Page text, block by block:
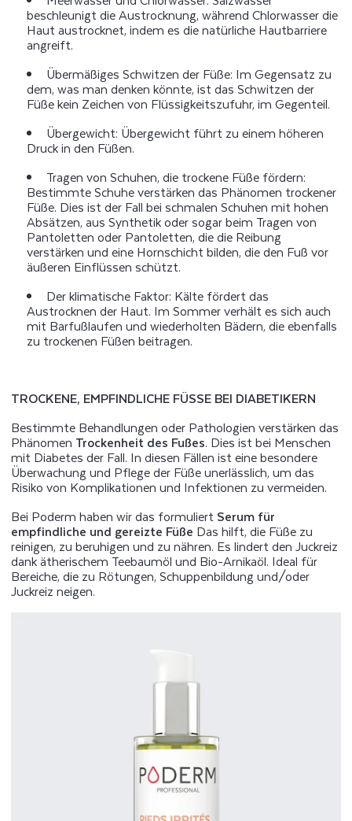
beschleunigt die Austrocknung, während Chlorwasser die
Haut austrocknet, indem es die natürliche Hautbarriere
angreift.
Übermäßiges Schwitzen der Füße: Im Gegensatz zu
dem, was man denken könnte, ist das Schwitzen der
Füße kein Zeichen von Flüssigkeitszufuhr, im Gegenteil.
Übergewicht: Übergewicht führt zu einem höheren
Druck in den Füßen.
Tragen von Schuhen, die trockene Füße fördern:
Bestimmte Schuhe verstärken das Phänomen trockener
Füße. Dies ist der Fall bei schmalen Schuhen mit hohen
Absätzen, aus Synthetik oder sogar beim Tragen von
Pantoletten oder Pantoletten, die die Reibung
verstärken und eine Hornschicht bilden, die den Fuß vor
äußeren Einflüssen schützt.
Der klimatische Faktor: Kälte fördert das
Austrocknen der Haut. Im Sommer verhält es sich auch
mit Barfußlaufen und wiederholten Bädern, die ebenfalls
zu trockenen Füßen beitragen.
TROCKENE, EMPFINDLICHE FÜSSE BEI DIABETIKERN
Bestimmte Behandlungen oder Pathologien verstärken das
Phänomen Trockenheit des Fußes. Dies ist bei Menschen
mit Diabetes der Fall. In diesen Fällen ist eine besondere
Überwachung und Pflege der Füße unerlässlich, um das
Risiko von Komplikationen und Infektionen zu vermeiden.
Bei Poderm haben wir das formuliert Serum für
empfindliche und gereizte Füße Das hilft, die Füße zu
reinigen, zu beruhigen und zu nähren. Es lindert den Juckreiz
dank ätherischem Teebaumöl und Bio-Arnikaöl. Ideal für
Bereiche, die zu Rötungen, Schuppenbildung und/oder
Juckreiz neigen.